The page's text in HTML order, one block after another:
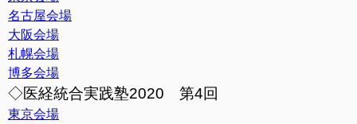
名古屋会場
大阪会場
札幌会場
博多会場
◇医経統合実践塾2020 第4回
東京会場